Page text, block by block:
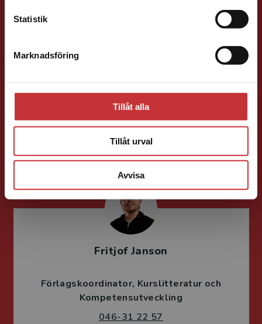
Statistik
Marknadsföring
Tillåt alla
Tillåt urval
Avvisa
Förläggare Teknik
Teknik, matematik och statistik
046-31 21 58
E-post
Fritjof Janson
Förlagskoordinator Kurslitteratur och
Kompetensutveckling
046-31 22 57